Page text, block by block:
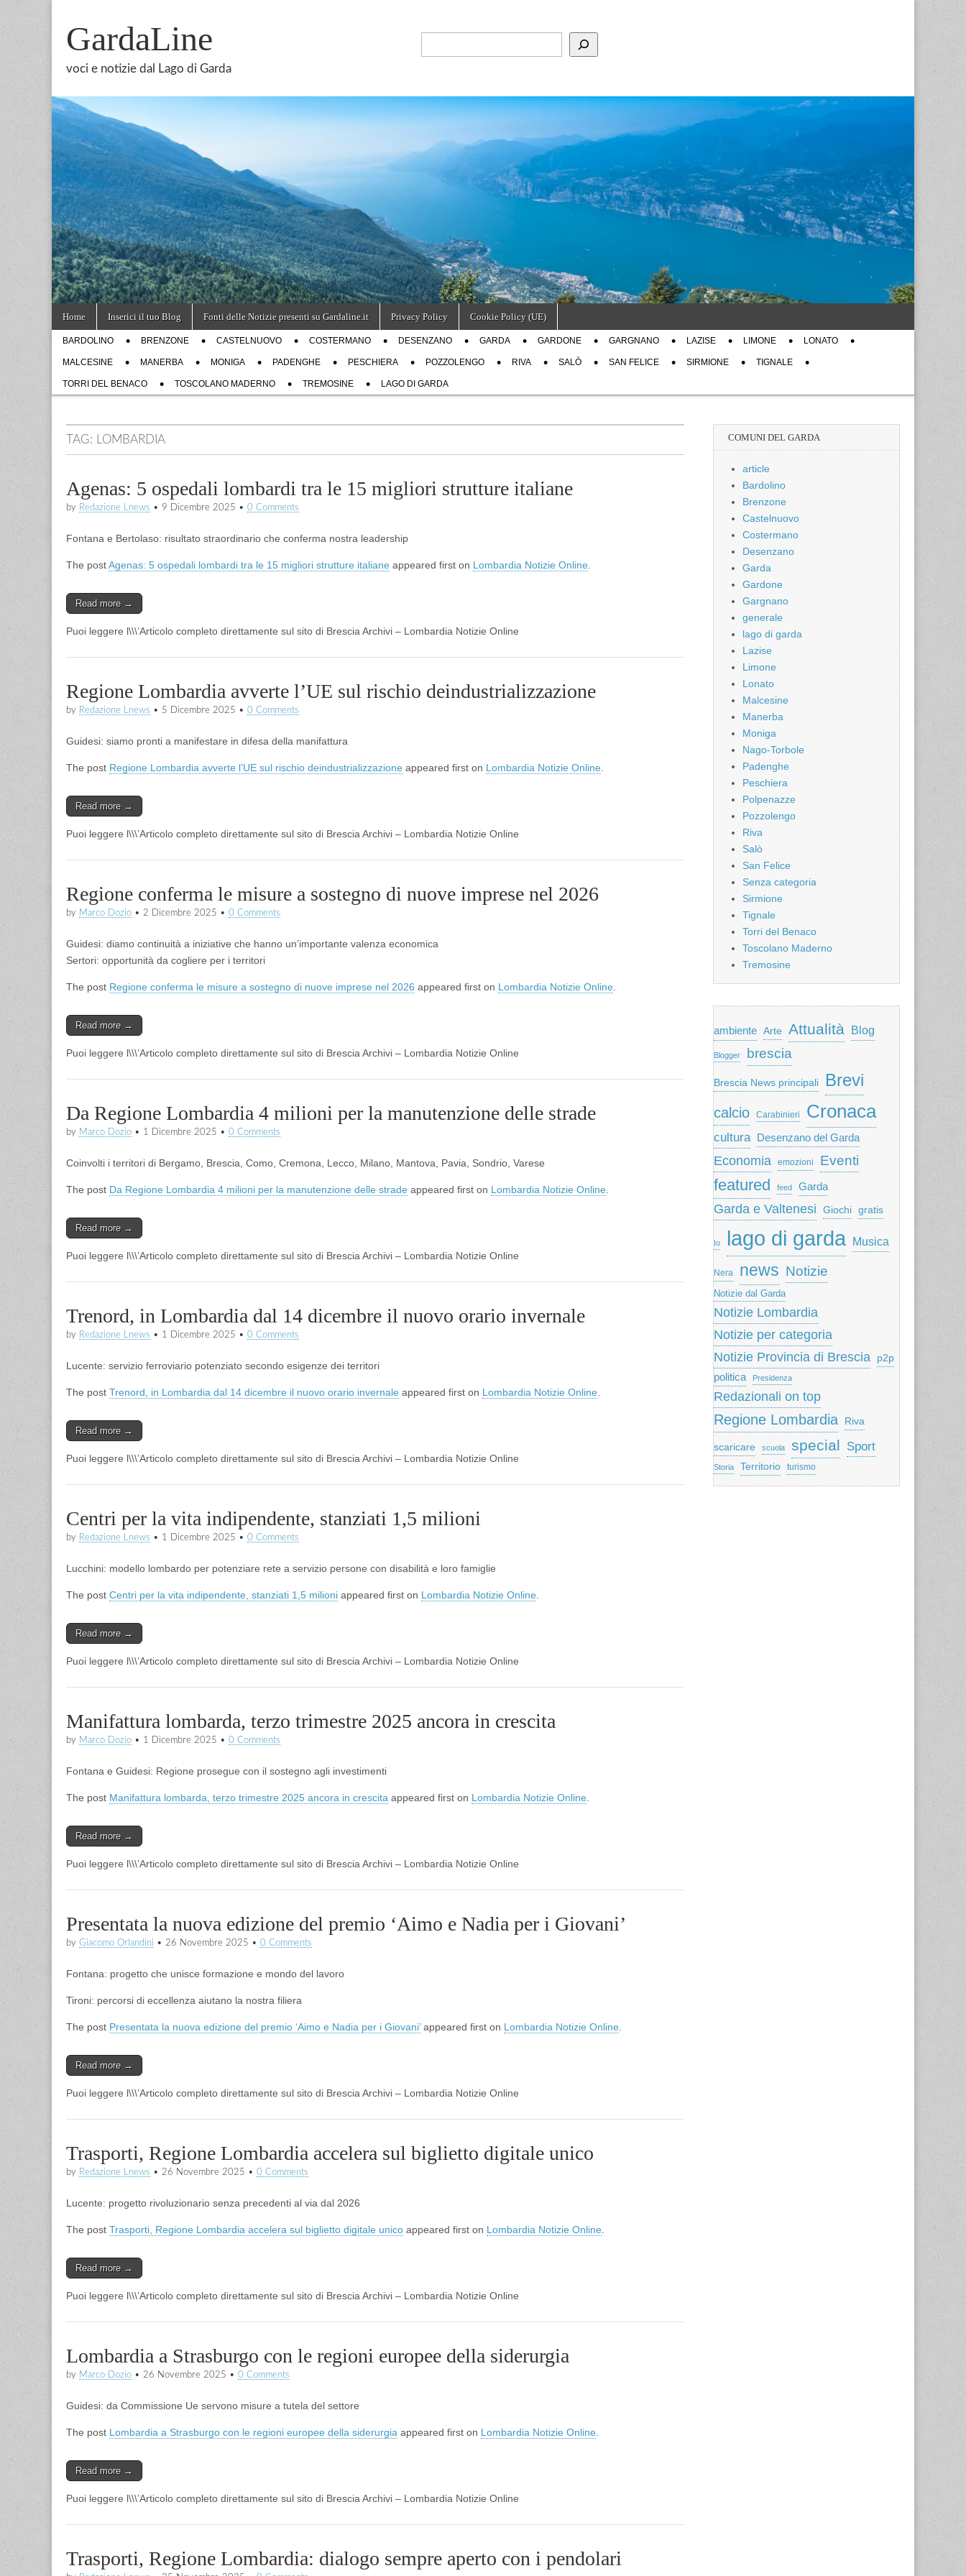
GardaLine
voci e notizie dal Lago di Garda
Main
menu
content
Home Inserici il tuo Blog Fonti delle Notizie presenti su Gardaline.it Privacy Policy Cookie Policy (UE)
SubBARDOLINO BRENZONE CASTELNUOVO COSTERMANO DESENZANO GARDA GARDONE GARGNANO LAZISE LIMONE LONATO
MALCESINE MANERBA MONIGA PADENGHE PESCHIERA POZZOLENGO RIVA SALÒ SAN FELICE SIRMIONE TIGNALE
TORRI DEL BENACO TOSCOLANO MADERNO TREMOSINE LAGO DI GARDA
TAG: LOMBARDIA
Agenas: 5 ospedali lombardi tra le 15 migliori strutture italiane
by Redazione Lnews • 9 Dicembre 2025 • 0 Comments
Fontana e Bertolaso: risultato straordinario che conferma nostra leadership
The postAgenas: 5 ospedali lombardi tra le 15 migliori strutture italiane appeared first on Lombardia Notizie Online
Read more →
Puoi leggere l\\\’Articolo completo direttamente sul sito di Brescia Archivi – Lombardia Notizie Online
Regione Lombardia avverte l’UE sul rischio deindustrializzazione
by Redazione Lnews • 5 Dicembre 2025 • 0 Comments
Guidesi: siamo pronti a manifestare in difesa della manifattura
The post Regione Lombardia avverte l’UE sul rischio deindustrializzazione appeared first on Lombardia Notizie Online
Read more →
Puoi leggere l\\\’Articolo completo direttamente sul sito di Brescia Archivi – Lombardia Notizie Online
Regione conferma le misure a sostegno di nuove imprese nel 2026
by Marco Dozio • 2 Dicembre 2025 • 0 Comments
Guidesi: diamo continuità a iniziative che hanno un’importante valenza economica
Sertori: opportunità da cogliere per i territori
The post Regione conferma le misure a sostegno di nuove imprese nel 2026 appeared first on Lombardia Notizie Online
Read more →
Puoi leggere l\\\’Articolo completo direttamente sul sito di Brescia Archivi – Lombardia Notizie Online
Da Regione Lombardia 4 milioni per la manutenzione delle strade
by Marco Dozio • 1 Dicembre 2025 • 0 Comments
Coinvolti i territori di Bergamo, Brescia, Como, Cremona, Lecco, Milano, Mantova, Pavia, Sondrio, Varese
The post Da Regione Lombardia 4 milioni per la manutenzione delle strade appeared first on Lombardia Notizie Online
Read more →
Puoi leggere l\\\’Articolo completo direttamente sul sito di Brescia Archivi – Lombardia Notizie Online
Trenord, in Lombardia dal 14 dicembre il nuovo orario invernale
by Redazione Lnews • 1 Dicembre 2025 • 0 Comments
Lucente: servizio ferroviario potenziato secondo esigenze dei territori
The post Trenord, in Lombardia dal 14 dicembre il nuovo orario invernale appeared first on Lombardia Notizie Online
Read more →
Puoi leggere l\\\’Articolo completo direttamente sul sito di Brescia Archivi – Lombardia Notizie Online
Centri per la vita indipendente, stanziati 1,5 milioni
by Redazione Lnews • 1 Dicembre 2025 • 0 Comments
Lucchini: modello lombardo per potenziare rete a servizio persone con disabilità e loro famiglie
The post Centri per la vita indipendente, stanziati 1,5 milioni appeared first on Lombardia Notizie Online
Read more →
Puoi leggere l\\\’Articolo completo direttamente sul sito di Brescia Archivi – Lombardia Notizie Online
Manifattura lombarda, terzo trimestre 2025 ancora in crescita
by Marco Dozio • 1 Dicembre 2025 • 0 Comments
Fontana e Guidesi: Regione prosegue con il sostegno agli investimenti
The post Manifattura lombarda, terzo trimestre 2025 ancora in crescita appeared first on Lombardia Notizie Online
Read more →
Puoi leggere l\\\’Articolo completo direttamente sul sito di Brescia Archivi – Lombardia Notizie Online
Presentata la nuova edizione del premio ‘Aimo e Nadia per i Giovani’
by Giacomo Orlandini • 26 Novembre 2025 • 0 Comments
Fontana: progetto che unisce formazione e mondo del lavoro
Tironi: percorsi di eccellenza aiutano la nostra filiera
The post Presentata la nuova edizione del premio ‘Aimo e Nadia per i Giovani’appeared first on Lombardia Notizie Online
Read more →
Puoi leggere l\\\’Articolo completo direttamente sul sito di Brescia Archivi – Lombardia Notizie Online
Trasporti, Regione Lombardia accelera sul biglietto digitale unico
by Redazione Lnews • 26 Novembre 2025 • 0 Comments
Lucente: progetto rivoluzionario senza precedenti al via dal 2026
The post Trasporti, Regione Lombardia accelera sul biglietto digitale unico appeared first on Lombardia Notizie Online
Read more →
Puoi leggere l\\\’Articolo completo direttamente sul sito di Brescia Archivi – Lombardia Notizie Online
Lombardia a Strasburgo con le regioni europee della siderurgia
by Marco Dozio • 26 Novembre 2025 • 0 Comments
Guidesi: da Commissione Ue servono misure a tutela del settore
The post Lombardia a Strasburgo con le regioni europee della siderurgia appeared first on Lombardia Notizie Online
Read more →
Puoi leggere l\\\’Articolo completo direttamente sul sito di Brescia Archivi – Lombardia Notizie Online
Trasporti, Regione Lombardia: dialogo sempre aperto con i pendolari
COMUNI DEL GARDA
article
Bardolino
Brenzone
Castelnuovo
Costermano
Desenzano
Garda
Gardone
Gargnano
generale
lago di garda
Lazise
Limone
Lonato
Malcesine
Manerba
Moniga
Nago-Torbole
Padenghe
Peschiera
Polpenazze
Pozzolengo
Riva
Salò
San Felice
Senza categoria
Sirmione
Tignale
Torri del Benaco
Toscolano Maderno
Tremosine
ambiente Arte Attualità Blog
Blogger brescia
Brescia News principali Brevi
calcio Carabinieri Cronaca
cultura Desenzano del Garda
Economia emozioni Eventi
featured feed Garda
Garda e Valtenesi Giochi gratis
Io lago di garda Musica
Nera news Notizie
Notizie dal Garda
Notizie Lombardia
Notizie per categoria
Notizie Provincia di Brescia p2p
politica Presidenza
Redazionali on top
Regione Lombardia Riva
scaricare scuola special Sport
Storia Territorio turismo